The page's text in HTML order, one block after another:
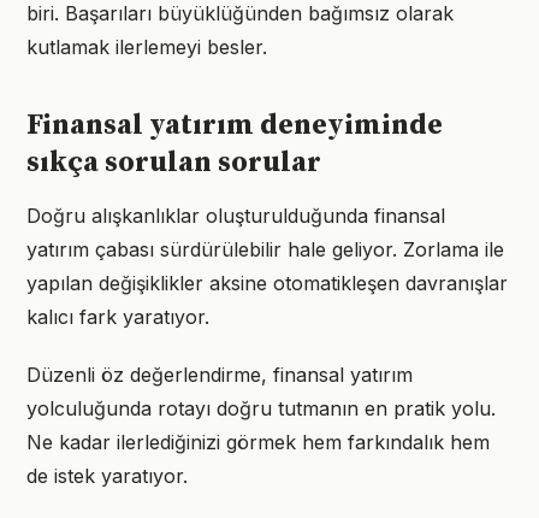
biri. Başarıları büyüklüğünden bağımsız olarak
kutlamak ilerlemeyi besler.
Finansal yatırım deneyiminde
sıkça sorulan sorular
Doğru alışkanlıklar oluşturulduğunda finansal
yatırım çabası sürdürülebilir hale geliyor. Zorlama ile
yapılan değişiklikler aksine otomatikleşen davranışlar
kalıcı fark yaratıyor.
Düzenli öz değerlendirme, finansal yatırım
yolculuğunda rotayı doğru tutmanın en pratik yolu.
Ne kadar ilerlediğinizi görmek hem farkındalık hem
de istek yaratıyor.